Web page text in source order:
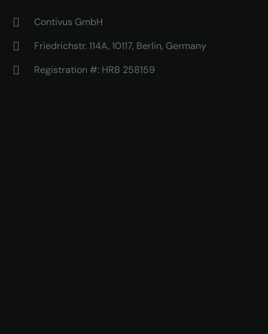
Contivus GmbH
Friedrichstr. 114A, 10117, Berlin, Germany
Registration #: HRB 258159